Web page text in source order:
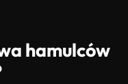
hamulców